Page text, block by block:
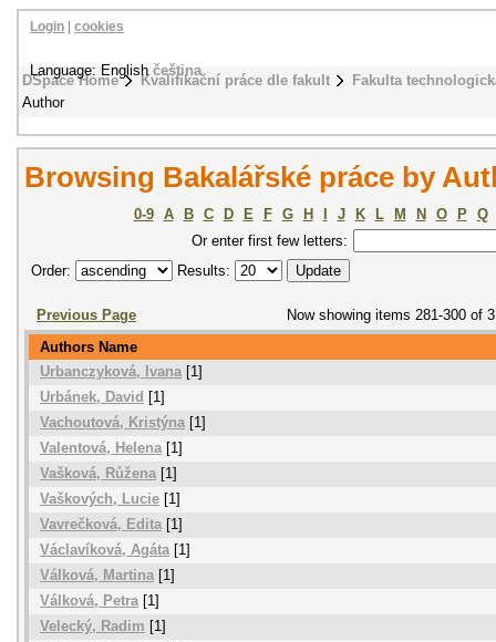
DSpace Home Kvalifikační práce dle fakult
Fakulta
Author
Login cookies
Language: Englishčeština
Browsing Bakalářské práce by
0-9 A B C D E F G H J K L M N O P
Q
Or enter first few letters:
Order:
Results:
Previous Page
Now showing items 281-300 of
Authors Name
Urbanczyková, Ivana [1]
Urbánek, David [1]
Vachoutová, Kristýna [1]
Valentová, Helena[1]
Vašková, Růžena [1]
Vaškových, Lucie [1]
Vavrečková, Edita [1]
Václavíková, Agáta[1]
Válková, Martina [1]
Válková, Petra[1]
Velecký, Radim [1]